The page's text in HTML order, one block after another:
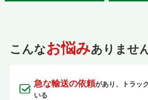
こんなお悩みありませ
急な輸送の依頼があり、トラッ
いる